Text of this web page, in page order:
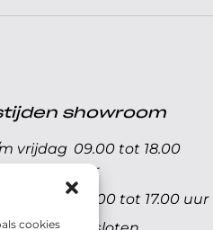
cookies
showroom
vrijdag 09.00 tot 18.00
uur
09.00 tot 17.00 uur